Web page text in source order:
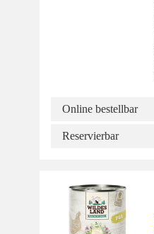
Online bestellbar
Reservierbar